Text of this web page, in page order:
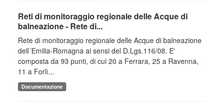
Reti di monitoraggio regionale delle Acque di
balneazione - Rete di...
Rete di monitoraggio regionale delle Acque di balneazione
dell´Emilia-Romagna ai sensi del D.Lgs.116/08. E'
composta da 93 punti, di cui 20 a Ferrara, 25 a Ravenna,
11 a Forlì...
Documentazione